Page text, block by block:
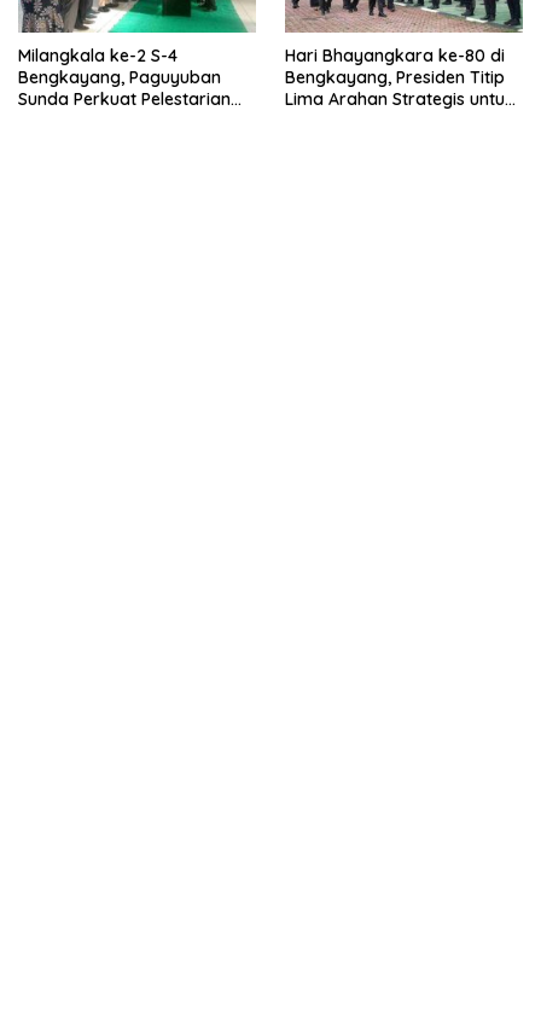
Milangkala ke-2 S-4
Bengkayang, Paguyuban
Sunda Perkuat Pelestarian
Hari Bhayangkara ke-80 di
Bengkayang, Presiden Titip
Lima Arahan Strategis untuk